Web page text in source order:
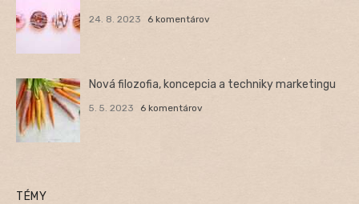
24. 8. 2023 6 komentárov
Nová filozofia, koncepcia a techniky marketingu
5. 5. 2023 6 komentárov
TÉMY